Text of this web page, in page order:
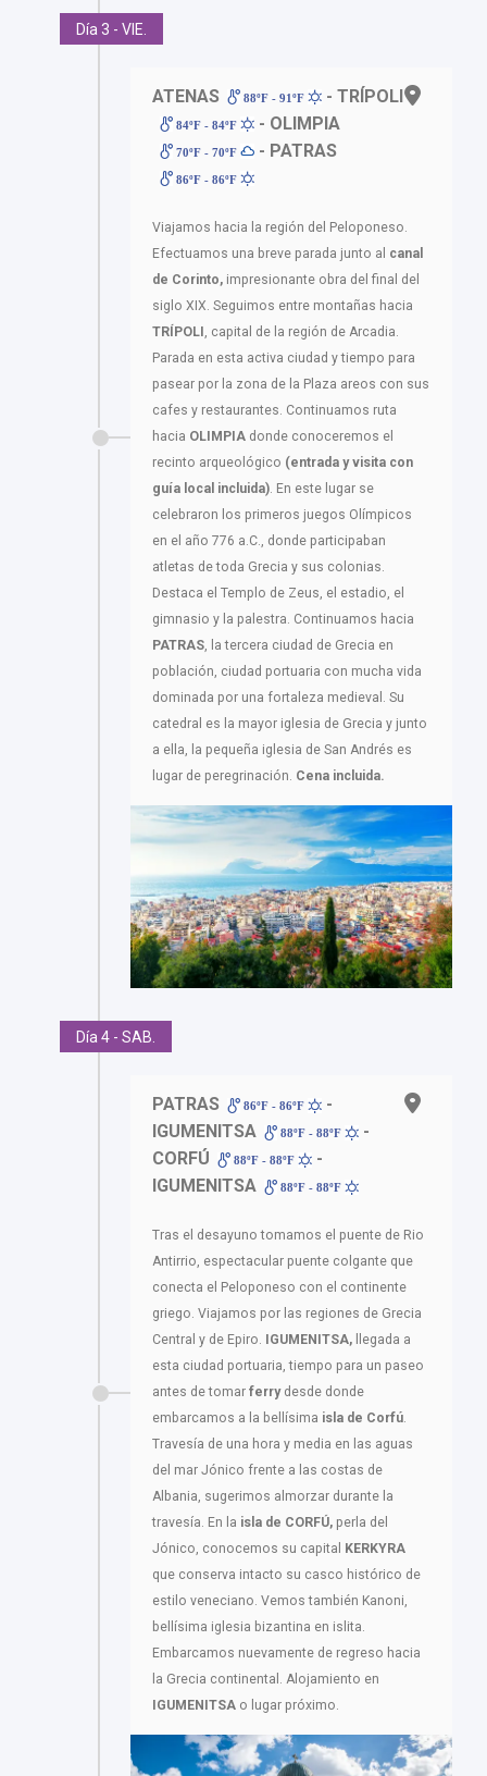
Día 3 - VIE.
ATENAS 88ºF - 91ºF - TRÍPOLI
84ºF - 84ºF - OLIMPIA
70ºF - 70ºF - PATRAS
86ºF - 86ºF
Viajamos hacia la región del Peloponeso.
Efectuamos una breve parada junto al canal
de Corinto, impresionante obra del final del
siglo XIX. Seguimos entre montañas hacia
TRÍPOLI , capital de la región de Arcadia.
Parada en esta activa ciudad y tiempo para
pasear por la zona de la Plaza areos con sus
cafes y restaurantes. Continuamos ruta
hacia OLIMPIA donde conoceremos el
recinto arqueológico (entrada y visita con
guía local incluida) . En este lugar se
celebraron los primeros juegos Olímpicos
en el año 776 a.C., donde participaban
atletas de toda Grecia y sus colonias.
Destaca el Templo de Zeus, el estadio, el
gimnasio y la palestra. Continuamos hacia
PATRAS , la tercera ciudad de Grecia en
población, ciudad portuaria con mucha vida
dominada por una fortaleza medieval. Su
catedral es la mayor iglesia de Grecia y junto
a ella, la pequeña iglesia de San Andrés es
lugar de peregrinación. Cena incluida.
Día 4 - SAB.
PATRAS 86ºF - 86ºF
-
IGUMENITSA
88ºF - 88ºF
-
CORFÚ
88ºF - 88ºF
-
IGUMENITSA
88ºF - 88ºF
Tras el desayuno tomamos el puente de Rio
Antirrio, espectacular puente colgante que
conecta el Peloponeso con el continente
griego. Viajamos por las regiones de Grecia
Central y de Epiro. IGUMENITSA, llegada a
esta ciudad portuaria, tiempo para un paseo
antes de tomar ferry desde donde
embarcamos a la bellísima isla de Corfú
Travesía de una hora y media en las aguas
del mar Jónico frente a las costas de
Albania, sugerimos almorzar durante la
travesía. En la isla de CORFÚ, perla del
Jónico, conocemos su capital KERKYRA
que conserva intacto su casco histórico de
estilo veneciano. Vemos también Kanoni,
bellísima iglesia bizantina en islita.
Embarcamos nuevamente de regreso hacia
la Grecia continental. Alojamiento en
IGUMENITSA o lugar próximo.